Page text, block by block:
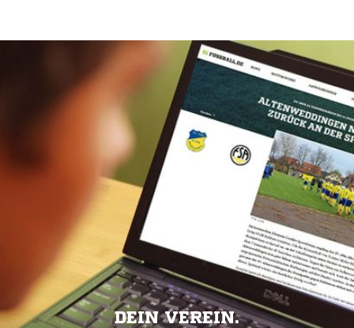
DEIN VEREIN.